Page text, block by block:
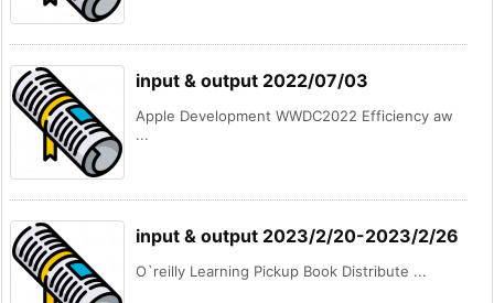
input & output 2022/07/03
Apple Development WWDC2022 Efficiency aw
...
input & output 2023/2/20-2023/2/26
O`reilly Learning Pickup Book Distribute ...